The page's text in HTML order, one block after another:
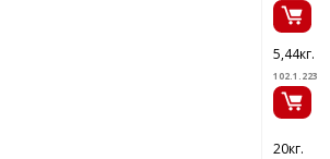
5,44кг.
102.1.223
20кг.